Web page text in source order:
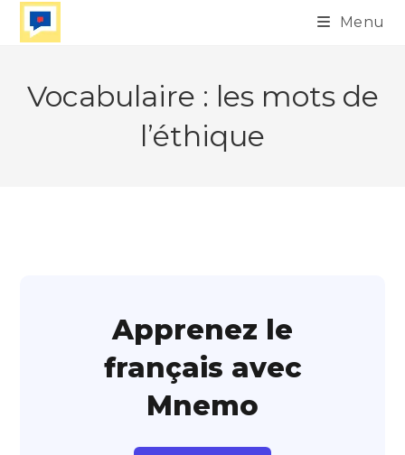
Skip
Menu
Vocabulaire : les mots de
l’éthique
Apprenez le
français avec
Mnemo